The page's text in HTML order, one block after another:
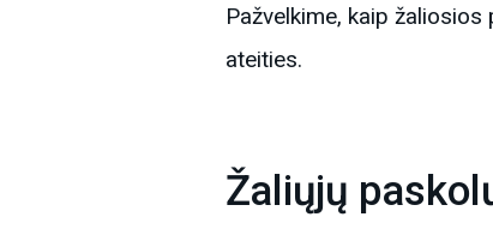
Pažvelkime, kaip
ateities.
Žaliųjų